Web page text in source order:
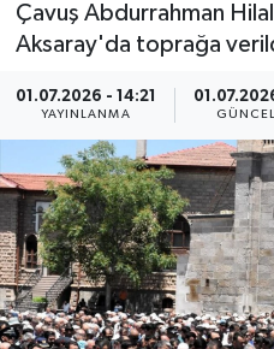
Çavuş Abdurrahman
Aksaray'da toprağa
01.07.2026 - 14:21
YAYINLANMA
RÖPORTAJLAR
SAĞLIK
SİYASET
GÜNCEL
SPOR
YAŞAM